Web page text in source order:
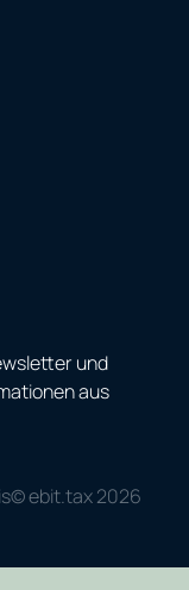
und
aus
© ebit.tax 2026